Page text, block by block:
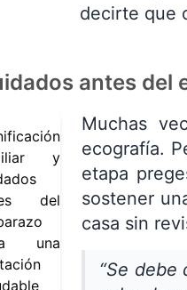
decirte que
antes del
Muchas
ecografía.
etapa
sostener
casa sin
“Se